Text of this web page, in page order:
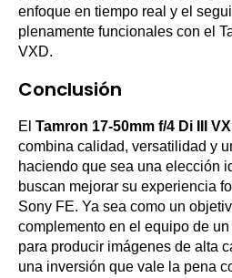
enfoque en tiempo real y el
plenamente funcionales con el
VXD.
Conclusión
El Tamron 17-50mm f/4 Di III
combina calidad, versatilidad y
haciendo que sea una elección
buscan mejorar su experiencia
Sony FE. Ya sea como un
complemento en el equipo de
para producir imágenes de alta
una inversión que vale la pena